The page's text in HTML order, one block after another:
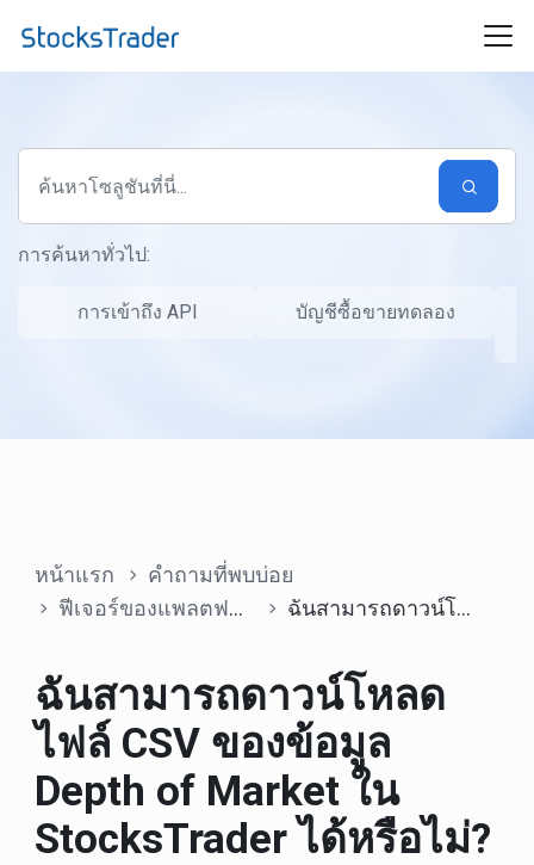
การค้นหาทั่วไป:
การเข้าถึง API บัญชีซื้อขายทดลอง
หน้าแรก
คำถามที่พบบ่อย
ฟีเจอร์ของแพลตฟอร์ม
ฉันสามารถดาวน์โหลดไฟล์ CSV ของข้อมูล Depth of Market ใน StocksTrader ได้หรือไม่?
ฉันสามารถดาวน์โหลด
ไฟล์ CSV ของข้อมูล
Depth of Market ใน
StocksTrader ได้หรือไม่?